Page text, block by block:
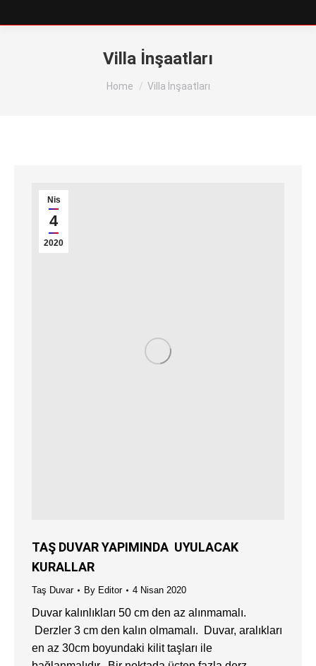
Villa İnşaatları
You are here:
Home Villa İnşaatları
Nis
4
2020
TAŞ DUVAR YAPIMINDA UYULACAK
KURALLAR
Taş Duvar By Editor 4 Nisan 2020
Duvar kalınlıkları 50 cm den az alınmamalı. ​
Derzler 3 cm den kalın olmamalı. ​ Duvar, aralıkları
en az 30cm boyundaki kilit taşları ile